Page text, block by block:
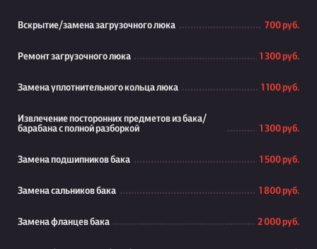
Вскрытие/замена загрузочного люка 700 руб.
Ремонт загрузочного люка 1 300 руб.
Замена уплотнительного кольца люка 1 100 руб.
Извлечение посторонних предметов из бака/
барабана с полной разборкой
1 300 руб.
Замена подшипников бака 1 500 руб.
Замена сальников бака 1 800 руб.
Замена фланцев бака 2 000 руб.